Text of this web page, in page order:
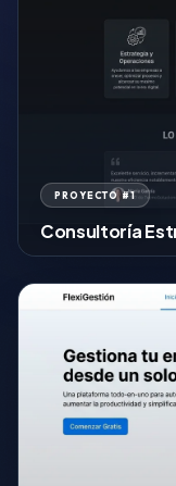
PROYECTO #1
Consultoría